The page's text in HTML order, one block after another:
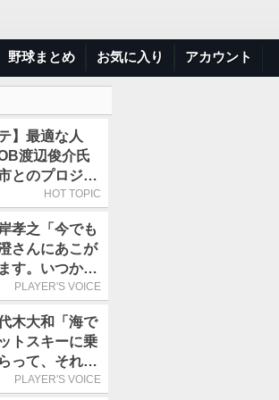
野球まとめ お気に入り アカウント
】最適な人
渡辺俊介氏
とのプロジェ
FIELD
任
HOT TOPIC
孝之「今でも
さんにあこが
す。いつかサ
ただきたいで
PLAYER'S VOICE
木大和「海で
トスキーに乗
って、それが
好きだったん
PLAYER'S VOICE